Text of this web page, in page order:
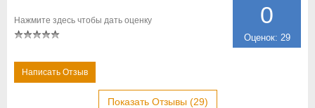
0
Оценок: 29
Нажмите здесь чтобы дать оценку
Написать Отзыв
Показать Отзывы (29)